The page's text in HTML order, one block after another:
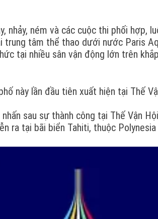
nhảy, ném và các cuộc thi phối hợp,
trung tâm thể thao dưới nước Paris
tại nhiều sân vận động lớn trên
này lần đầu tiên xuất hiện tại Thế
sau sự thành công tại Thế Vận
ra tại bãi biển Tahiti, thuộc